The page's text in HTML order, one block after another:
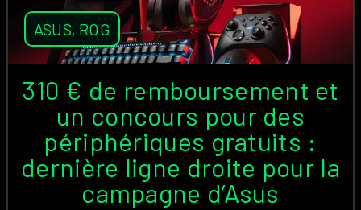
ASUS, ROG
310 € de remboursement et
un concours pour des
périphériques gratuits :
dernière ligne droite pour la
campagne d’Asus